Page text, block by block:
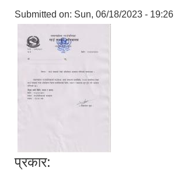
Submitted on: Sun, 06/18/2023 - 19:26
प्रकार: